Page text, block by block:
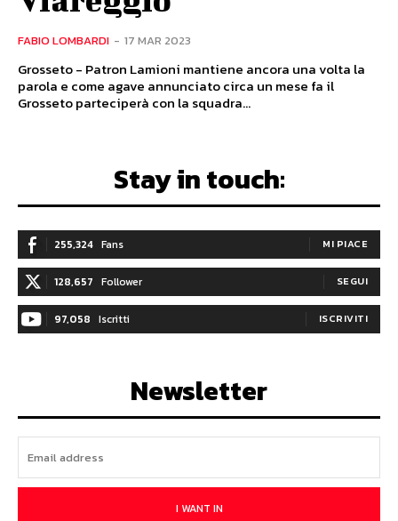
FABIO LOMBARDI - 17 MAR 2023
Grosseto - Patron Lamioni mantiene ancora una volta la
parola e come agave annunciato circa un mese fa il
Grosseto parteciperà con la squadra...
Stay in touch:
255,324 Fans MI PIACE
128,657 Follower SEGUI
97,058 Iscritti ISCRIVITI
Newsletter
I WANT IN